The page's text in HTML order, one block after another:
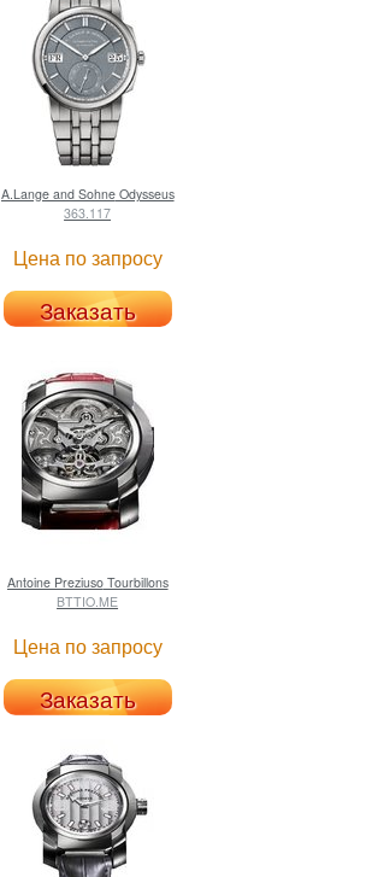
A.Lange and SohneOdysseus
363.117
Цена по запросу
Заказать
Antoine PreziusoTourbillons
BTTIO.ME
Цена по запросу
Заказать